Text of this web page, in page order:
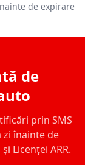
de expirare
de
prin SMS
zi înainte de
Licenței ARR.